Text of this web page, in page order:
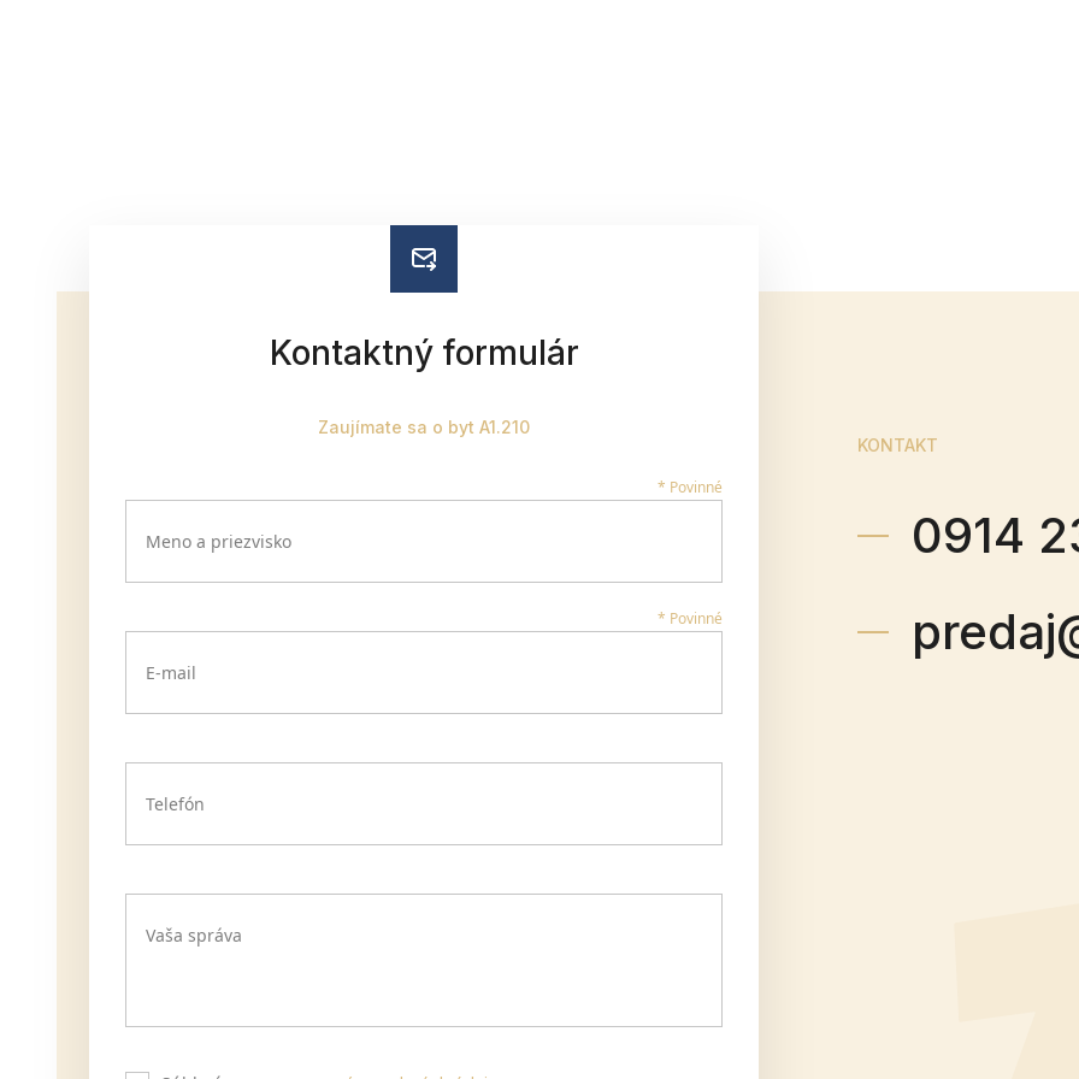
Kontaktný formulár
Zaujímate sa o byt A1.210
* Povinné
Meno a priezvisko
* Povinné
E-mail
Telefón
Vaša správa
KONTAKT
0914